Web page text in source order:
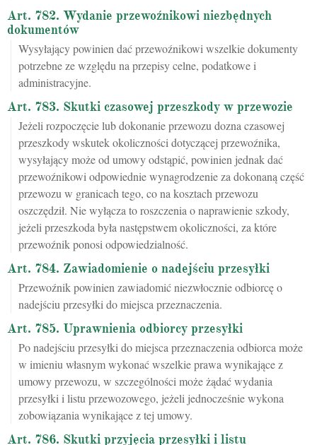
Art. 782. Wydanie przewoźnikowi niezbędnych
dokumentów
Wysyłający powinien dać przewoźnikowi wszelkie dokumenty
potrzebne ze względu na przepisy celne, podatkowe i
administracyjne.
Art. 783. Skutki czasowej przeszkody w przewozie
Jeżeli rozpoczęcie lub dokonanie przewozu dozna czasowej
przeszkody wskutek okoliczności dotyczącej przewoźnika,
wysyłający może od umowy odstąpić, powinien jednak dać
przewoźnikowi odpowiednie wynagrodzenie za dokonaną część
przewozu w granicach tego, co na kosztach przewozu
oszczędził. Nie wyłącza to roszczenia o naprawienie szkody,
jeżeli przeszkoda była następstwem okoliczności, za które
przewoźnik ponosi odpowiedzialność.
Art. 784. Zawiadomienie o nadejściu przesyłki
Przewoźnik powinien zawiadomić niezwłocznie odbiorcę o
nadejściu przesyłki do miejsca przeznaczenia.
Art. 785. Uprawnienia odbiorcy przesyłki
Po nadejściu przesyłki do miejsca przeznaczenia odbiorca może
w imieniu własnym wykonać wszelkie prawa wynikające z
umowy przewozu, w szczególności może żądać wydania
przesyłki i listu przewozowego, jeżeli jednocześnie wykona
zobowiązania wynikające z tej umowy.
Art. 786. Skutki przyjęcia przesyłki i listu